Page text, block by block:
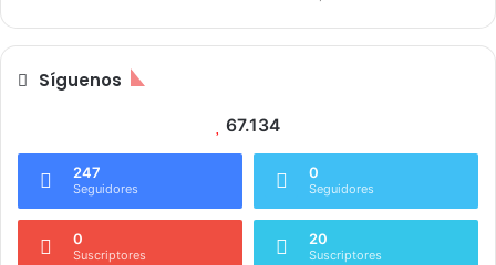
Síguenos
67.134
247
Seguidores
0
Seguidores
0
Suscriptores
20
Suscriptores